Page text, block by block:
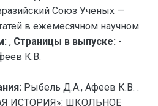
Союз Ученых —
в ежемесячном научном
, Страницы в выпуске: -
К.В.
Рыбель Д.А., Афеев К.В. .
ИСТОРИЯ»: ШКОЛЬНОЕ